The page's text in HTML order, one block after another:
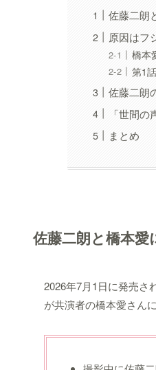
佐藤二朗
原因はフ
橋本
第1
佐藤二朗
「世間
まとめ
佐藤二朗と橋本
2026年7月1日に発売さ
が共演者の橋本愛さん